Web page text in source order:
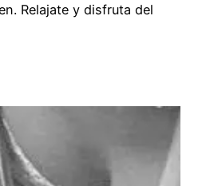
Relajate y disfruta del